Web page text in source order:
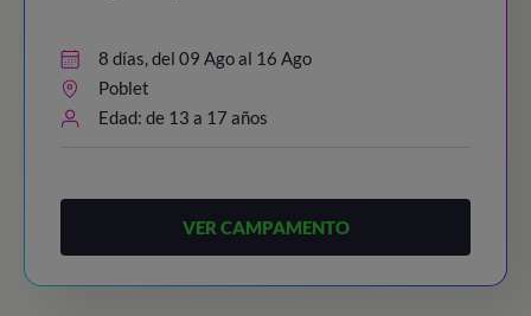
8 días, del 09 Ago al 16 Ago
Poblet
Edad: de 13 a 17 años
VER CAMPAMENTO